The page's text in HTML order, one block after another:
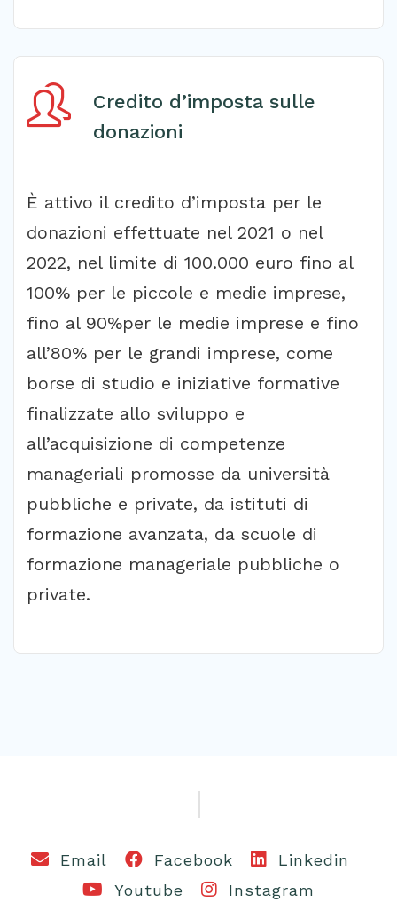
Credito d’imposta sulle
donazioni
È attivo il credito d’imposta per le
donazioni effettuate nel 2021 o nel
2022, nel limite di 100.000 euro fino al
100% per le piccole e medie imprese,
fino al 90%per le medie imprese e fino
all’80% per le grandi imprese, come
borse di studio e iniziative formative
finalizzate allo sviluppo e
all’acquisizione di competenze
manageriali promosse da università
pubbliche e private, da istituti di
formazione avanzata, da scuole di
formazione manageriale pubbliche o
private.
Email Facebook
Linkedin
Youtube
Instagram